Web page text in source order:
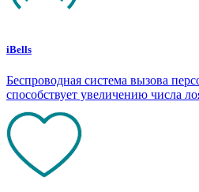
iBells
Беспроводная система вызова
способствует увеличению числа